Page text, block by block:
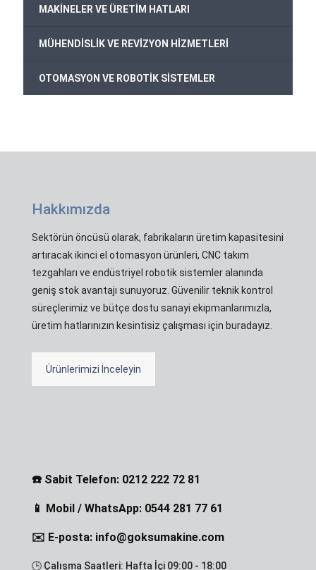
MAKİNELER VE ÜRETİM HATLARI
MÜHENDİSLİK VE REVİZYON HİZMETLERİ
OTOMASYON VE ROBOTİK SİSTEMLER
Hakkımızda
Sektörün öncüsü olarak, fabrikaların üretim kapasitesini
artıracak ikinci el otomasyon ürünleri, CNC takım
tezgahları ve endüstriyel robotik sistemler alanında
geniş stok avantajı sunuyoruz. Güvenilir teknik kontrol
süreçlerimiz ve bütçe dostu sanayi ekipmanlarımızla,
üretim hatlarınızın kesintisiz çalışması için buradayız.
Ürünlerimizi İnceleyin
☎️ Sabit Telefon: 0212 222 72 81
📱 Mobil / WhatsApp: 0544 281 77 61
✉️ E-posta: info@goksumakine.com
🕒 Çalışma Saatleri: Hafta İçi 09:00 - 18:00